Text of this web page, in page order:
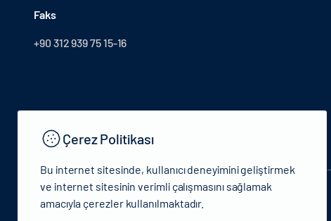
Faks
+90 312 939 75 15-16
Çerez Politikası
Bu internet sitesinde, kullanıcı deneyimini geliştirmek
ve internet sitesinin verimli çalışmasını sağlamak
amacıyla çerezler kullanılmaktadır.